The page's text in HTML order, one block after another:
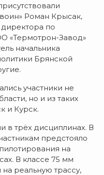
Роман Крысак,
директора по
«Термотрон-Завод»
начальника
Брянской
участники не
но и из таких
и Курск.
в трёх дисциплинах. В
предстояло
на
В классе 75 мм
реальную трассу,